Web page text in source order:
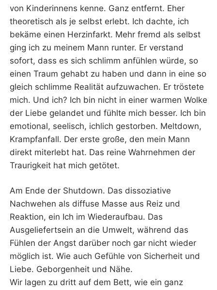
von Kinderinnens kenne. Ganz entfernt. Eher
theoretisch als je selbst erlebt. Ich dachte, ich
bekäme einen Herzinfarkt. Mehr fremd als selbst
ging ich zu meinem Mann runter. Er verstand
sofort, dass es sich schlimm anfühlen würde, so
einen Traum gehabt zu haben und dann in eine so
gleich schlimme Realität aufzuwachen. Er tröstete
mich. Und ich? Ich bin nicht in einer warmen Wolke
der Liebe gelandet und fühlte mich besser. Ich bin
emotional, seelisch, ichlich gestorben. Meltdown,
Krampfanfall. Der erste große, den mein Mann
direkt miterlebt hat. Das reine Wahrnehmen der
Traurigkeit hat mich getötet.
Am Ende der Shutdown. Das dissoziative
Nachwehen als diffuse Masse aus Reiz und
Reaktion, ein Ich im Wiederaufbau. Das
Ausgeliefertsein an die Umwelt, während das
Fühlen der Angst darüber noch gar nicht wieder
möglich ist. Wie auch Gefühle von Sicherheit und
Liebe. Geborgenheit und Nähe.
Wir lagen zu dritt auf dem Bett, wie ein ganz